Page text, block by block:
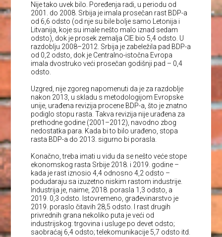
Nije tako uvek bilo. Poređenja radi, u periodu od
2001. do 2008. Srbija je imala prosečan rast BDP-a
od 6,6 odsto (od nje su bile bolje samo Letonija i
Litvanija, koje su imale nešto malo iznad sedam
odsto), dok je prosek zemalja CIE bio 5,4 odsto. U
razdoblju 2008–2012. Srbija je zabeležila pad BDP-a
od 0,2 odsto, dok je Centralno-istočna Evropa
imala dvostruko veći prosečan godišnji pad – 0,4
odsto.
Uzgred, nije zgoreg napomenuti da je za razdoblje
nakon 2013, u skladu s metodologijom Evropske
unije, urađena revizija procene BDP-a, što je znatno
podiglo stopu rasta. Takva revizija nije urađena za
prethodne godine (2001–2012), navodno zbog
nedostatka para. Kada bi to bilo urađeno, stopa
rasta BDP-a do 2013. sigurno bi porasla.
Konačno, treba imati u vidu da se nešto veće stope
ekonomskog rasta Srbije 2018. i 2019. godine –
kada je rast iznosio 4,4 odnosno 4,2 odsto –
podudaraju sa izuzetno niskim rastom industrije.
Industrija je, naime, 2018. porasla 1,3 odsto, a
2019. 0,3 odsto. Istovremeno, građevinarstvo je
2019. poraslo čitavih 28,5 odsto. I rast drugih
privrednih grana nekoliko puta je veći od
industrijskog: trgovina i usluge po devet odsto;
saobraćaj 6,4 odsto; telekomunikacije 5,7 odsto itd.